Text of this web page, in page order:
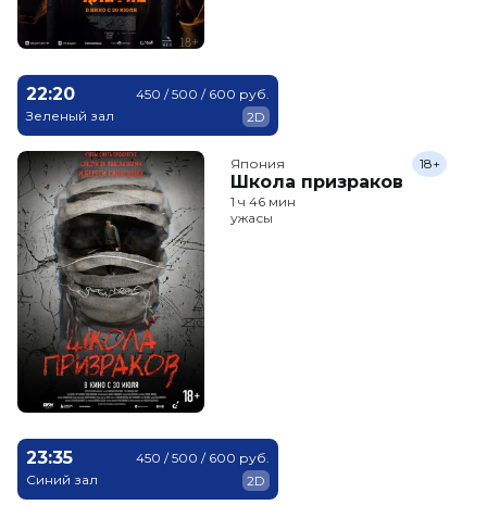
22:20
Зеленый зал
450 / 500 / 600 руб.
2D
Япония
Школа призраков
18+
1 ч 46 мин
ужасы
23:35
Синий зал
450 / 500 / 600 руб.
2D